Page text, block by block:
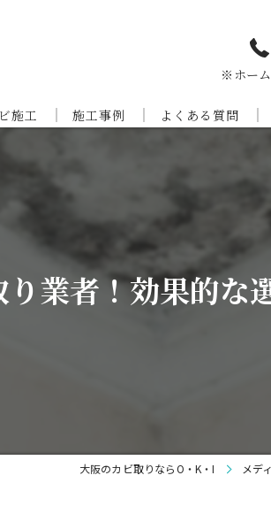
※ホー
施工
について
施工事例 よくある質問
業者！効果的な
大阪のカビ取りならO・K・I メデ